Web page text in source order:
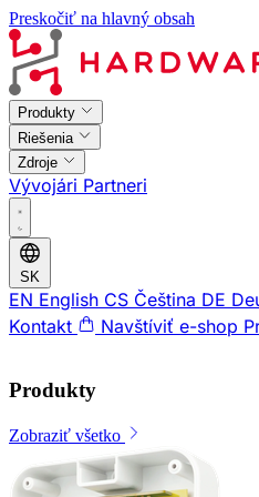
Preskočiť na hlavný obsah
Produkty
Riešenia
Zdroje
Vývojári Partneri
SK
EN English CS Čeština DE
Kontakt
Navštíviť e-shop
Produkty
Zobraziť všetko